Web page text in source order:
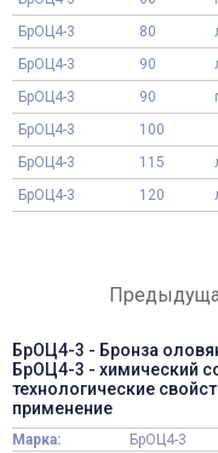
БрОЦ4-3
80
БрОЦ4-3
90
БрОЦ4-3
90
БрОЦ4-3
100
БрОЦ4-3
115
БрОЦ4-3
120
БрОЦ4-3 - Бронза
БрОЦ4-3 - химический
технологические
применение
Марка:
БрОЦ4-3